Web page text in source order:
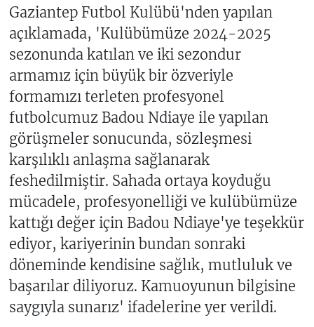
Gaziantep Futbol Kulübü'nden yapılan
açıklamada, 'Kulübümüze 2024-2025
sezonunda katılan ve iki sezondur
armamız için büyük bir özveriyle
formamızı terleten profesyonel
futbolcumuz Badou Ndiaye ile yapılan
görüşmeler sonucunda, sözleşmesi
karşılıklı anlaşma sağlanarak
feshedilmiştir. Sahada ortaya koyduğu
mücadele, profesyonelliği ve kulübümüze
kattığı değer için Badou Ndiaye'ye teşekkür
ediyor, kariyerinin bundan sonraki
döneminde kendisine sağlık, mutluluk ve
başarılar diliyoruz. Kamuoyunun bilgisine
saygıyla sunarız' ifadelerine yer verildi.